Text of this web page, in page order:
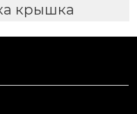
крышка